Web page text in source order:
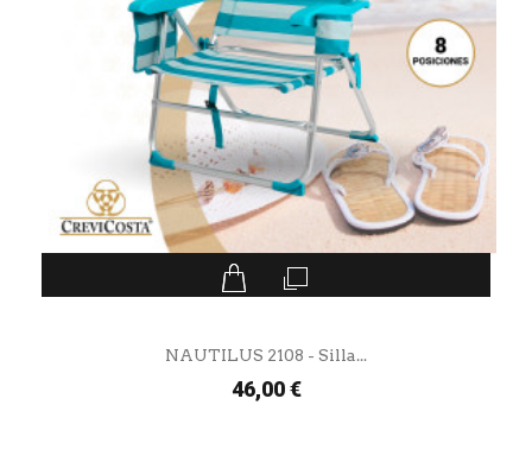
NAUTILUS 2108 - Silla...
46,00 €